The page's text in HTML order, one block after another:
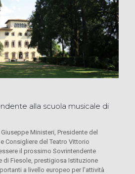
alla scuola musicale di
Ministeri, Presidente del
Consigliere del Teatro Vittorio
il prossimo Sovrintendente
di Fiesole, prestigiosa Istituzione
a livello europeo per l’attività